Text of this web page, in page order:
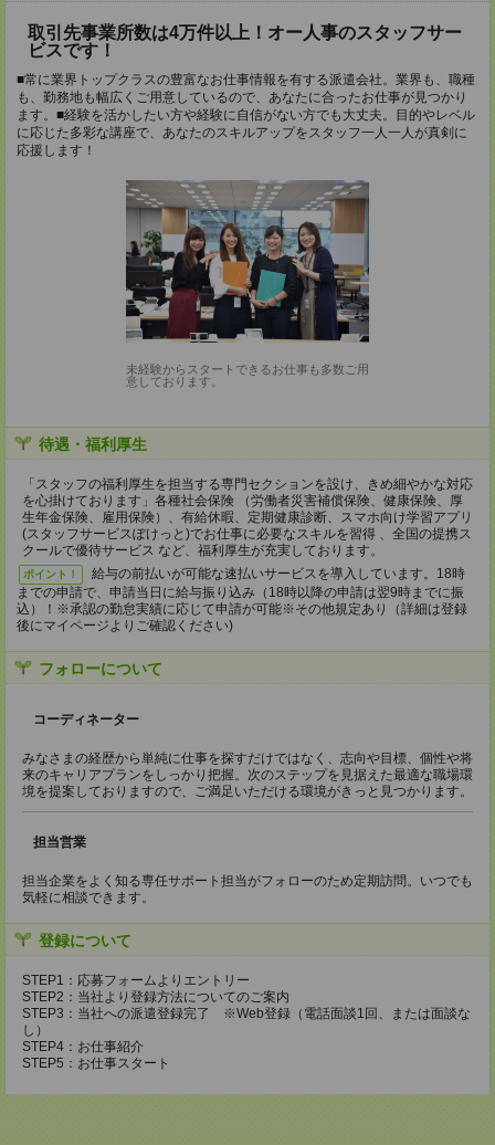
取引先事業所数は4万件以上！オー人事のスタッフサー
ビスです！
■常に業界トップクラスの豊富なお仕事情報を有する派遣会社。業界も、職種
も、勤務地も幅広くご用意しているので、あなたに合ったお仕事が見つかり
ます。■経験を活かしたい方や経験に自信がない方でも大丈夫。目的やレベル
に応じた多彩な講座で、あなたのスキルアップをスタッフ一人一人が真剣に
応援します！
未経験からスタートできるお仕事も多数ご用
意しております。
待遇・福利厚生
「スタッフの福利厚生を担当する専門セクションを設け、きめ細やかな対応
を心掛けております」各種社会保険 （労働者災害補償保険、健康保険、厚
生年金保険、雇用保険）、有給休暇、定期健康診断、スマホ向け学習アプリ
(スタッフサービスぽけっと)でお仕事に必要なスキルを習得 、全国の提携ス
クールで優待サービス など、福利厚生が充実しております。
ポイント！
給与の前払いが可能な速払いサービスを導入しています。18時
までの申請で、申請当日に給与振り込み（18時以降の申請は翌9時までに振
込）！※承認の勤怠実績に応じて申請が可能※その他規定あり（詳細は登録
後にマイページよりご確認ください)
フォローについて
コーディネーター
みなさまの経歴から単純に仕事を探すだけではなく、志向や目標、個性や将
来のキャリアプランをしっかり把握。次のステップを見据えた最適な職場環
境を提案しておりますので、ご満足いただける環境がきっと見つかります。
担当営業
担当企業をよく知る専任サポート担当がフォローのため定期訪問。いつでも
気軽に相談できます。
登録について
STEP1：応募フォームよりエントリー
STEP2：当社より登録方法についてのご案内
STEP3：当社への派遣登録完了 ※Web登録（電話面談1回、または面談な
し）
STEP4：お仕事紹介
STEP5：お仕事スタート